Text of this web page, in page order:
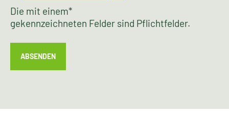
Die mit einem*
gekennzeichneten Felder sind Pflichtfelder.
ABSENDEN